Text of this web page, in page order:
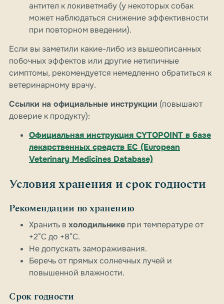
антител к локиветмабу (у некоторых собак
может наблюдаться снижение эффективности
при повторном введении).
Если вы заметили какие-либо из вышеописанных
побочных эффектов или другие нетипичные
симптомы, рекомендуется немедленно обратиться к
ветеринарному врачу.
Ссылки на официальные инструкции (повышают
доверие к продукту):
Официальная инструкция CYTOPOINT в базе
лекарственных средств ЕС (European
Veterinary Medicines Database)
Условия хранения и срок годности
Рекомендации по хранению
Хранить в холодильнике при температуре от
+2°C до +8°C.
Не допускать замораживания.
Беречь от прямых солнечных лучей и
повышенной влажности.
Срок годности